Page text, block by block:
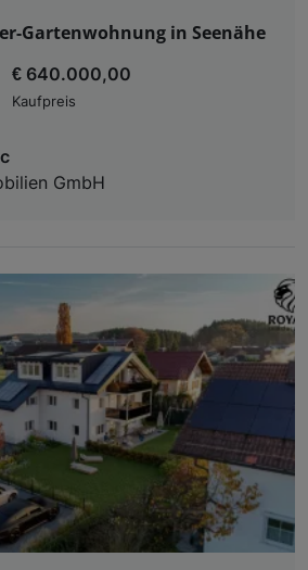
Gartenwohnung in Seenähe
€ 640.000,00
Kaufpreis
GmbH